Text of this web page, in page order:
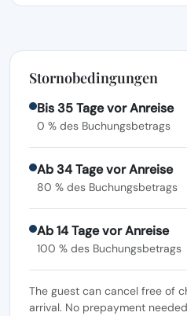
Stornobedingungen
Bis 35 Tage vor Anreise
0 % des Buchungsbetrags
Ab 34 Tage vor Anreise
80 % des Buchungsbetrags
Ab 14 Tage vor Anreise
100 % des Buchungsbetrags
The guest can cancel free of
arrival. No prepayment